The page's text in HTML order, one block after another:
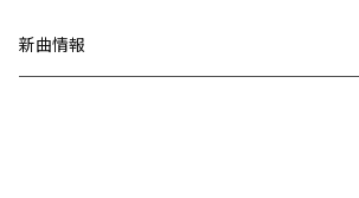
新曲情報